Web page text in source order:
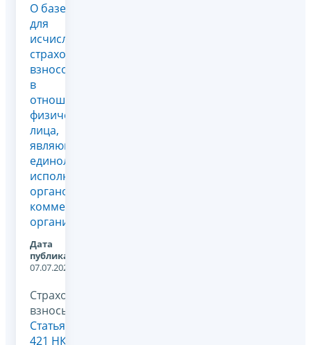
О базе
для
исчисления
страховых
взносов
в
отношении
физического
лица,
являющегося
единоличным
исполнительным
органом
коммерческой
организации
Дата
публикации:
07.07.2026
Страховые
взносы,
Статья
421 НК